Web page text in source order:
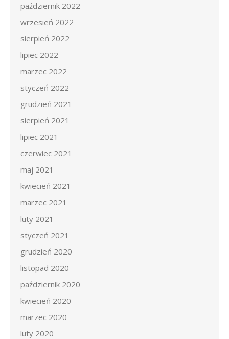
październik 2022
wrzesień 2022
sierpień 2022
lipiec 2022
marzec 2022
styczeń 2022
grudzień 2021
sierpień 2021
lipiec 2021
czerwiec 2021
maj 2021
kwiecień 2021
marzec 2021
luty 2021
styczeń 2021
grudzień 2020
listopad 2020
październik 2020
kwiecień 2020
marzec 2020
luty 2020